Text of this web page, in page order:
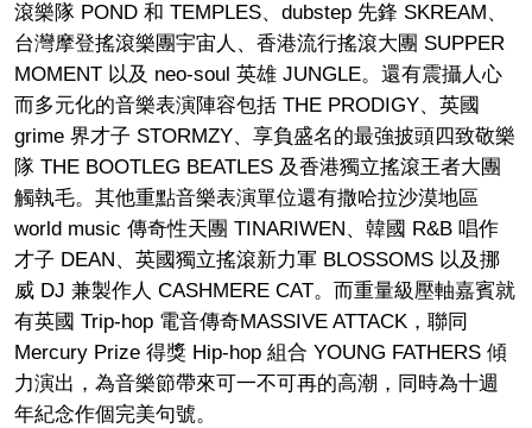
滾樂隊 POND 和 TEMPLES、dubstep 先鋒 SKREAM、
台灣摩登搖滾樂團宇宙人、香港流行搖滾大團 SUPPER
MOMENT 以及 neo-soul 英雄 JUNGLE。還有震攝人心
而多元化的音樂表演陣容包括 THE PRODIGY、英國
grime 界才子 STORMZY、享負盛名的最強披頭四致敬樂
隊 THE BOOTLEG BEATLES 及香港獨立搖滾王者大團
觸執毛。其他重點音樂表演單位還有撒哈拉沙漠地區
world music 傳奇性天團 TINARIWEN、韓國 R&B 唱作
才子 DEAN、英國獨立搖滾新力軍 BLOSSOMS 以及挪
威 DJ 兼製作人 CASHMERE CAT。而重量級壓軸嘉賓就
有英國 Trip-hop 電音傳奇MASSIVE ATTACK，聯同
Mercury Prize 得獎 Hip-hop 組合 YOUNG FATHERS 傾
力演出，為音樂節帶來可一不可再的高潮，同時為十週
年紀念作個完美句號。